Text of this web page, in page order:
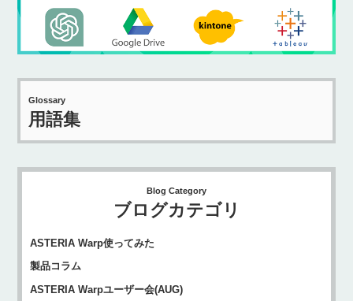
Glossary
用語集
Blog Category
ブログカテゴリ
ASTERIA Warp使ってみた
製品コラム
ASTERIA Warpユーザー会(AUG)